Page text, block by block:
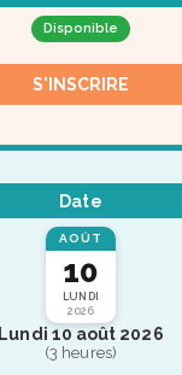
Disponible
S'INSCRIRE
Date
AOÛT
10
LUNDI
2026
Lundi 10 août 2026
(3 heures)